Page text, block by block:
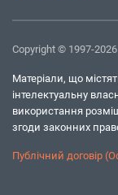
Copyright © 1997-2026
Матеріали, що
інтелектуальну
використання
згоди законних
Публічний договір